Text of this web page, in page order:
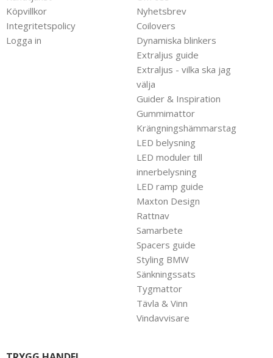
Köpvillkor
Integritetspolicy
Logga in
Nyhetsbrev
Coilovers
Dynamiska blinkers
Extraljus guide
Extraljus - vilka ska jag
välja
Guider & Inspiration
Gummimattor
Krängningshämmarstag
LED belysning
LED moduler till
innerbelysning
LED ramp guide
Maxton Design
Rattnav
Samarbete
Spacers guide
Styling BMW
Sänkningssats
Tygmattor
Tävla & Vinn
Vindavvisare